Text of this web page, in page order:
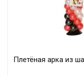
Плетёная арка из